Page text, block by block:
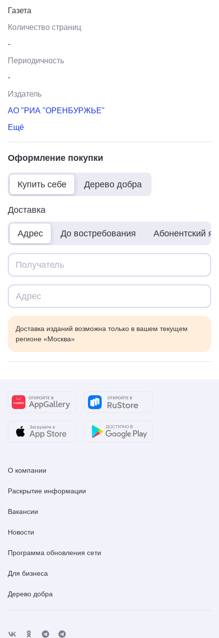
Газета
Количество страниц
-
Периодичность
-
Издатель
АО "РИА "ОРЕНБУРЖЬЕ"
Ещё
Оформление покупки
Купить себе Дерево добра
Доставка
Адрес До востребования Абонентский
Доставка изданий возможна только в вашем текущем
регионе «Москва»
О компании
Раскрытие информации
Вакансии
Новости
Программа обновления сети
Для бизнеса
Дерево добра